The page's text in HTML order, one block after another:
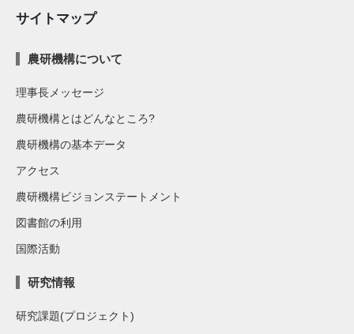
サイトマップ
農研機構について
理事長メッセージ
農研機構とはどんなところ?
農研機構の基本データ
アクセス
農研機構ビジョンステートメント
図書館の利用
国際活動
研究情報
研究課題(プロジェクト)